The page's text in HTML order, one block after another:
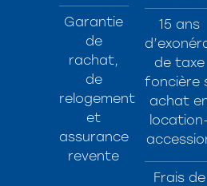
Garantie
de
rachat,
de
relogement
et
assurance
revente
15 ans
de taxe
foncière
achat
Frais de